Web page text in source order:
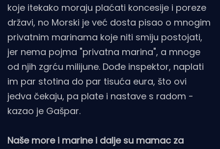
koje itekako moraju plaćati koncesije i poreze
državi, no Morski je već dosta pisao o mnogim
privatnim marinama koje niti smiju postojati,
jer nema pojma "privatna marina", a mnoge
od njih zgrću milijune. Dođe inspektor, naplati
im par stotina do par tisuća eura, što ovi
jedva čekaju, pa plate i nastave s radom -
kazao je Gašpar.
Naše more i marine i dalje su mamac za